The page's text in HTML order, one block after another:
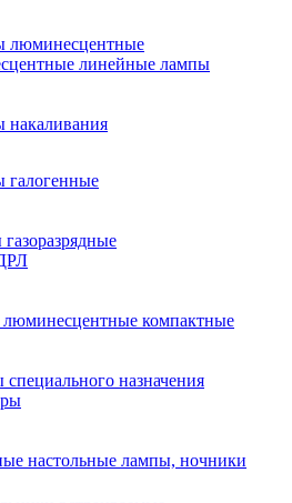
люминесцентные
линейные лампы
накаливания
галогенные
компактные
назначения
настольные лампы, ночники